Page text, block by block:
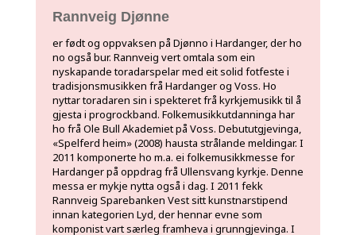
Rannveig Djønne
er født og oppvaksen på Djønno i Hardanger, der ho
no også bur. Rannveig vert omtala som ein
nyskapande toradarspelar med eit solid fotfeste i
tradisjonsmusikken frå Hardanger og Voss. Ho
nyttar toradaren sin i spekteret frå kyrkjemusikk til å
gjesta i progrockband. Folkemusikkutdanninga har
ho frå Ole Bull Akademiet på Voss. Debututgjevinga,
«Spelferd heim» (2008) hausta strålande meldingar. I
2011 komponerte ho m.a. ei folkemusikkmesse for
Hardanger på oppdrag frå Ullensvang kyrkje. Denne
messa er mykje nytta også i dag. I 2011 fekk
Rannveig Sparebanken Vest sitt kunstnarstipend
innan kategorien Lyd, der hennar evne som
komponist vart særleg framheva i grunngjevinga. I